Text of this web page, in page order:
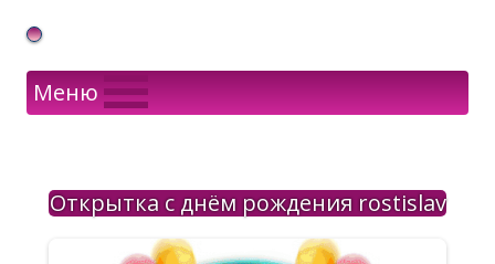
Gif Открытки в подарок
Меню
Открытка с днём рождения rostislav